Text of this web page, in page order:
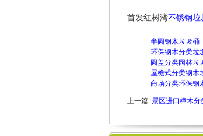
首发红树湾不锈钢垃
半圆钢木垃圾桶
环保钢木分类垃
圆盖分类园林垃
屋檐式分类钢木
商场分类环保钢
上一篇: 景区进口樟木分